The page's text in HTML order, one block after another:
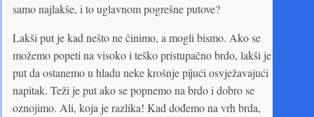
samo najlakše, i to uglavnom pogrešne putove?
Lakši put je kad nešto ne činimo, a mogli bismo. Ako se
možemo popeti na visoko i teško pristupačno brdo, lakši je
put da ostanemo u hladu neke krošnje pijući osvježavajući
napitak. Teži je put ako se popnemo na brdo i dobro se
oznojimo. Ali, koja je razlika! Kad dođemo na vrh brda,